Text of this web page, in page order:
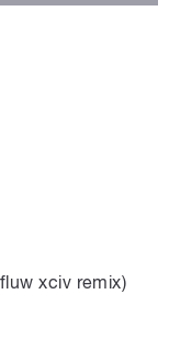
xciv remix)